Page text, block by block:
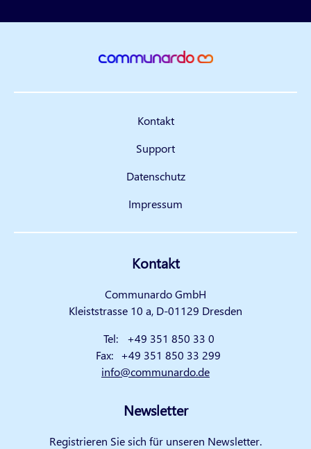
Kontakt
Support
Datenschutz
Impressum
Kontakt
Communardo GmbH
Kleiststrasse 10 a, D-01129 Dresden
Tel:
+49 351 850 33 0
Fax: +49 351 850 33 299
info@communardo.de
Newsletter
Registrieren Sie sich für unseren Newsletter.